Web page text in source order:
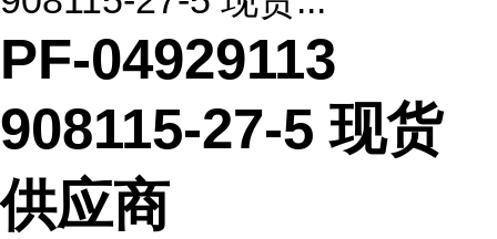
PF-04929113
908115-27-5 现货
供应商